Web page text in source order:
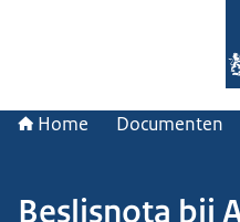
Home Documenten
Beslisnota bij